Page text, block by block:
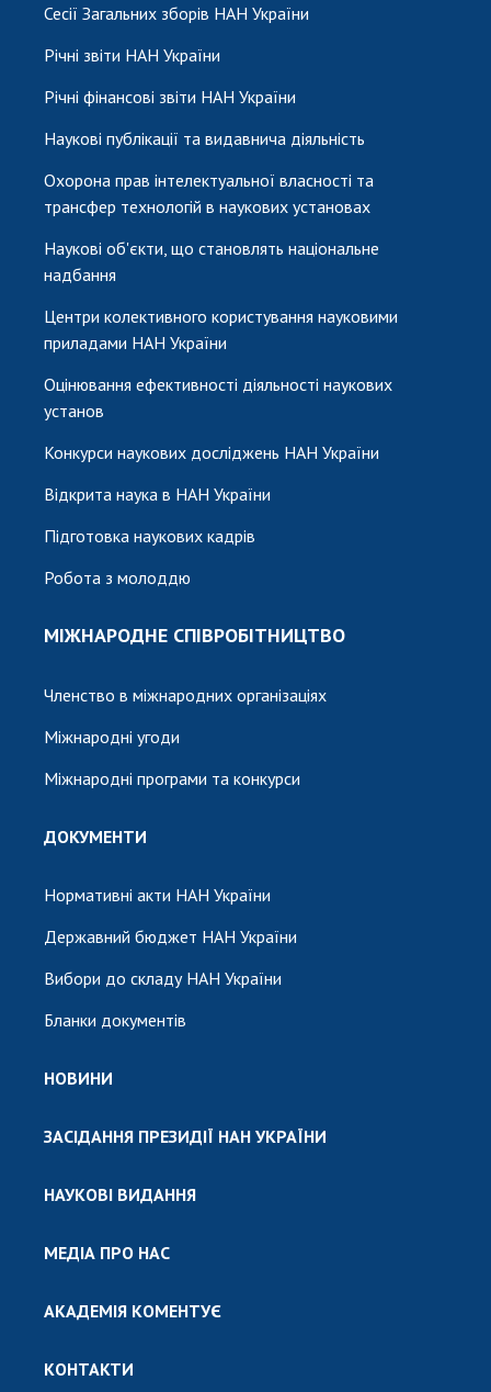
Сесії Загальних зборів НАН України
Річні звіти НАН України
Річні фінансові звіти НАН України
Наукові публікації та видавнича діяльність
Охорона прав інтелектуальної власності та
трансфер технологій в наукових установах
Наукові об'єкти, що становлять національне
надбання
Центри колективного користування науковими
приладами НАН України
Оцінювання ефективності діяльності наукових
установ
Конкурси наукових досліджень НАН України
Відкрита наука в НАН України
Підготовка наукових кадрів
Робота з молоддю
МІЖНАРОДНЕ СПІВРОБІТНИЦТВО
Членство в міжнародних організаціях
Міжнародні угоди
Міжнародні програми та конкурси
ДОКУМЕНТИ
Нормативні акти НАН України
Державний бюджет НАН України
Вибори до складу НАН України
Бланки документів
НОВИНИ
ЗАСІДАННЯ ПРЕЗИДІЇ НАН УКРАЇНИ
НАУКОВІ ВИДАННЯ
МЕДІА ПРО НАС
АКАДЕМІЯ КОМЕНТУЄ
КОНТАКТИ